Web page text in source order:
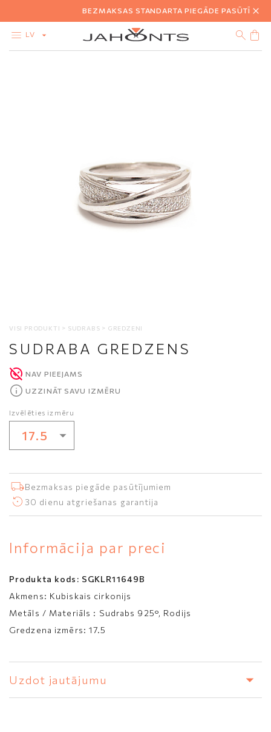
BEZMAKSAS STANDARTA PIEGĀDE
LV
VISI PRODUKTI SUDRABS GREDZENI
SUDRABA GREDZENS
NAV PIEEJAMS
UZZINĀT SAVU IZMĒRU
Izvēlēties izmēru
17.5
17
17.5
18.5
20
21
Bezmaksas piegāde pasūtījumiem
30 dienu atgriešanas garantija
Informācija par preci
Produkta kods: SGKLR11649B
Akmens: Kubiskais cirkonijs
Metāls / Materiāls : Sudrabs 925°, Rodijs
Gredzena izmērs: 17.5
Uzdot jautājumu